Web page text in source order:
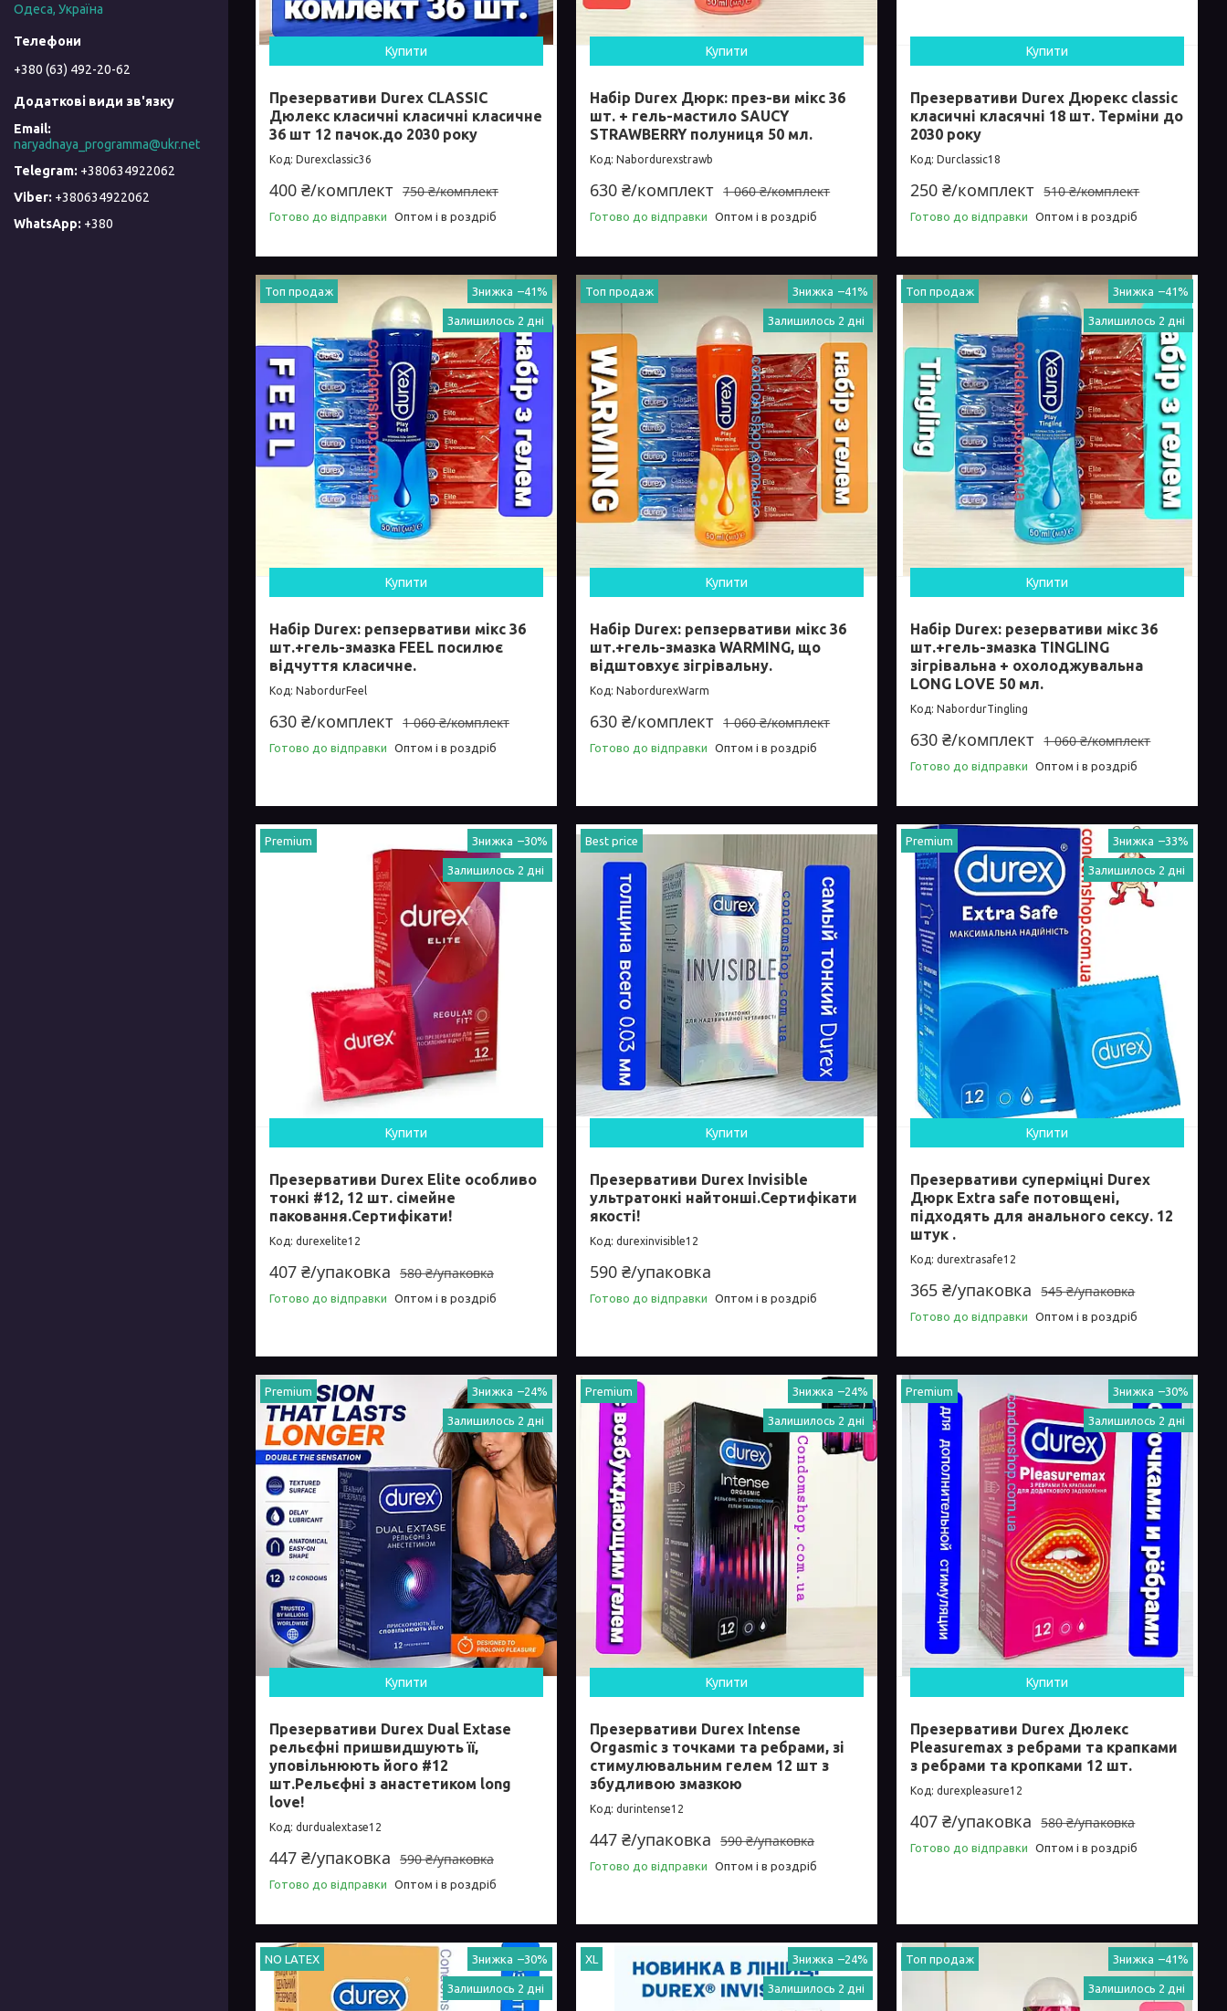
Купити
Презервативи Durex CLASSIC
Дюлекс класичні класичні класичне
36 шт 12 пачок.до 2030 року
Durexclassic36
750 ₴/комплект
400 ₴/комплект
Готово до відправки Оптом і в роздріб
Купити
Набір Durex Дюрк: през-ви мікс 36
шт. + гель-мастило SAUCY
STRAWBERRY полуниця 50 мл.
Nabordurexstrawb
1 060 ₴/комплект
630 ₴/комплект
Готово до відправки Оптом і в роздріб
Купити
Презервативи Durex Дюрекс classic
класичні класячні 18 шт. Терміни до
2030 року
Durclassic18
510 ₴/комплект
250 ₴/комплект
Готово до відправки Оптом і в роздріб
Топ продаж –41%
Залишилось 2 дні
Купити
Набір Durex: репзервативи мікс 36
шт.+гель-змазка FEEL посилює
відчуття класичне.
NabordurFeel
1 060 ₴/комплект
630 ₴/комплект
Готово до відправки Оптом і в роздріб
Топ продаж –41%
Залишилось 2 дні
Купити
Набір Durex: репзервативи мікс 36
шт.+гель-змазка WARMING, що
відштовхує зігрівальну.
NabordurexWarm
1 060 ₴/комплект
630 ₴/комплект
Готово до відправки Оптом і в роздріб
Топ продаж –41%
Залишилось 2 дні
Купити
Набір Durex: резервативи мікс 36
шт.+гель-змазка TINGLING
зігрівальна + охолоджувальна
LONG LOVE 50 мл.
NabordurTingling
1 060 ₴/комплект
630 ₴/комплект
Готово до відправки Оптом і в роздріб
Premium –30%
Залишилось 2 дні
Купити
Презервативи Durex Elite особливо
тонкі #12, 12 шт. сімейне
паковання.Сертифікати!
durexelite12
580 ₴/упаковка
407 ₴/упаковка
Готово до відправки Оптом і в роздріб
Best price
Купити
Презервативи Durex Invisible
ультратонкі найтонші.Сертифікати
якості!
durexinvisible12
590 ₴/упаковка
Готово до відправки Оптом і в роздріб
Premium –33%
Залишилось 2 дні
Купити
Презервативи суперміцні Durex
Дюрк Extra safe потовщені,
підходять для анального сексу. 12
штук .
durextrasafe12
545 ₴/упаковка
365 ₴/упаковка
Готово до відправки Оптом і в роздріб
Premium –24%
Залишилось 2 дні
Купити
Презервативи Durex Dual Extase
рельєфні пришвидшують її,
уповільнюють його #12
шт.Рельєфні з анастетиком long
love!
durdualextase12
590 ₴/упаковка
447 ₴/упаковка
Готово до відправки Оптом і в роздріб
Premium –24%
Залишилось 2 дні
Купити
Презервативи Durex Intense
Orgasmic з точками та ребрами, зі
стимулювальним гелем 12 шт з
збудливою змазкою
durintense12
590 ₴/упаковка
447 ₴/упаковка
Готово до відправки Оптом і в роздріб
Premium –30%
Залишилось 2 дні
Купити
Презервативи Durex Дюлекс
Pleasuremax з ребрами та крапками
з ребрами та кропками 12 шт.
durexpleasure12
580 ₴/упаковка
407 ₴/упаковка
Готово до відправки Оптом і в роздріб
NO LATEX –30%
Залишилось 2 дні
XL –24%
Залишилось 2 дні
Топ продаж –41%
Залишилось 2 дні
Одеса, Україна
+380 (63) 492-20-62
naryadnaya_programma@ukr.net
+380634922062
+380634922062
+380